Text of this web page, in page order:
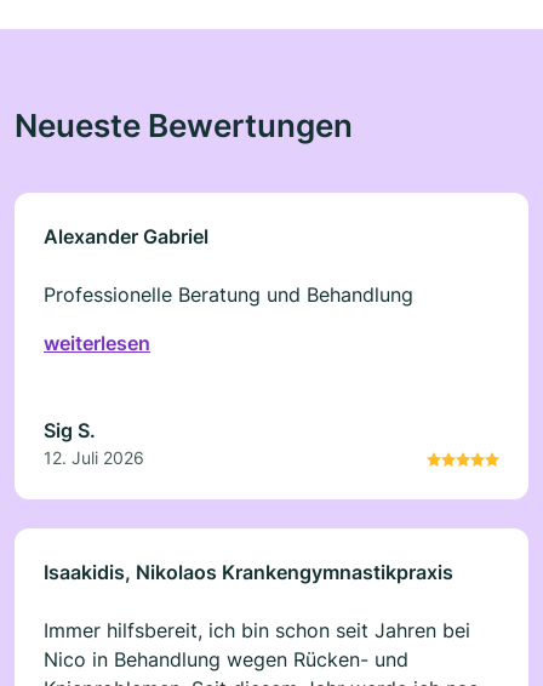
Neueste Bewertungen
Alexander Gabriel
Professionelle Beratung und Behandlung
weiterlesen
Sig S.
12. Juli 2026
Isaakidis, Nikolaos Krankengymnastikpraxis
Immer hilfsbereit, ich bin schon seit Jahren bei
Nico in Behandlung wegen Rücken- und